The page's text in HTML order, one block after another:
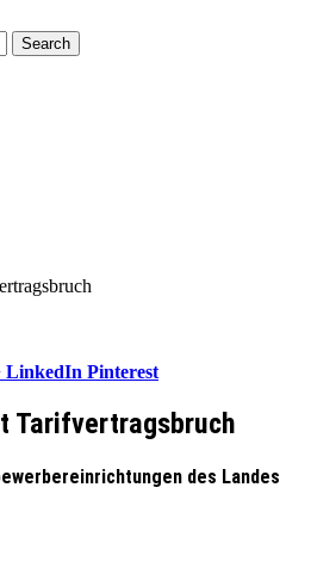
LinkedIn Pinterest
Tarifvertragsbruch
des Landes